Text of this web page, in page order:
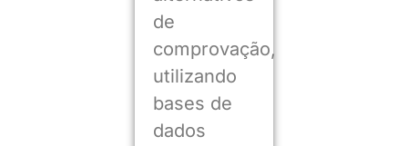
de
comprovação,
utilizando
bases de
dados